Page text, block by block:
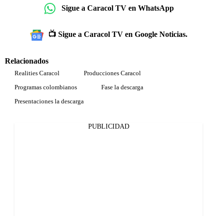
Sigue a Caracol TV en WhatsApp
📺 Sigue a Caracol TV en Google Noticias.
Relacionados
Realities Caracol
Producciones Caracol
Programas colombianos
Fase la descarga
Presentaciones la descarga
PUBLICIDAD